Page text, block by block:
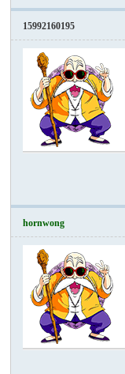
15992160195
hornwong